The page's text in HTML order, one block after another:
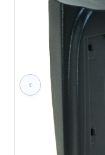
‹